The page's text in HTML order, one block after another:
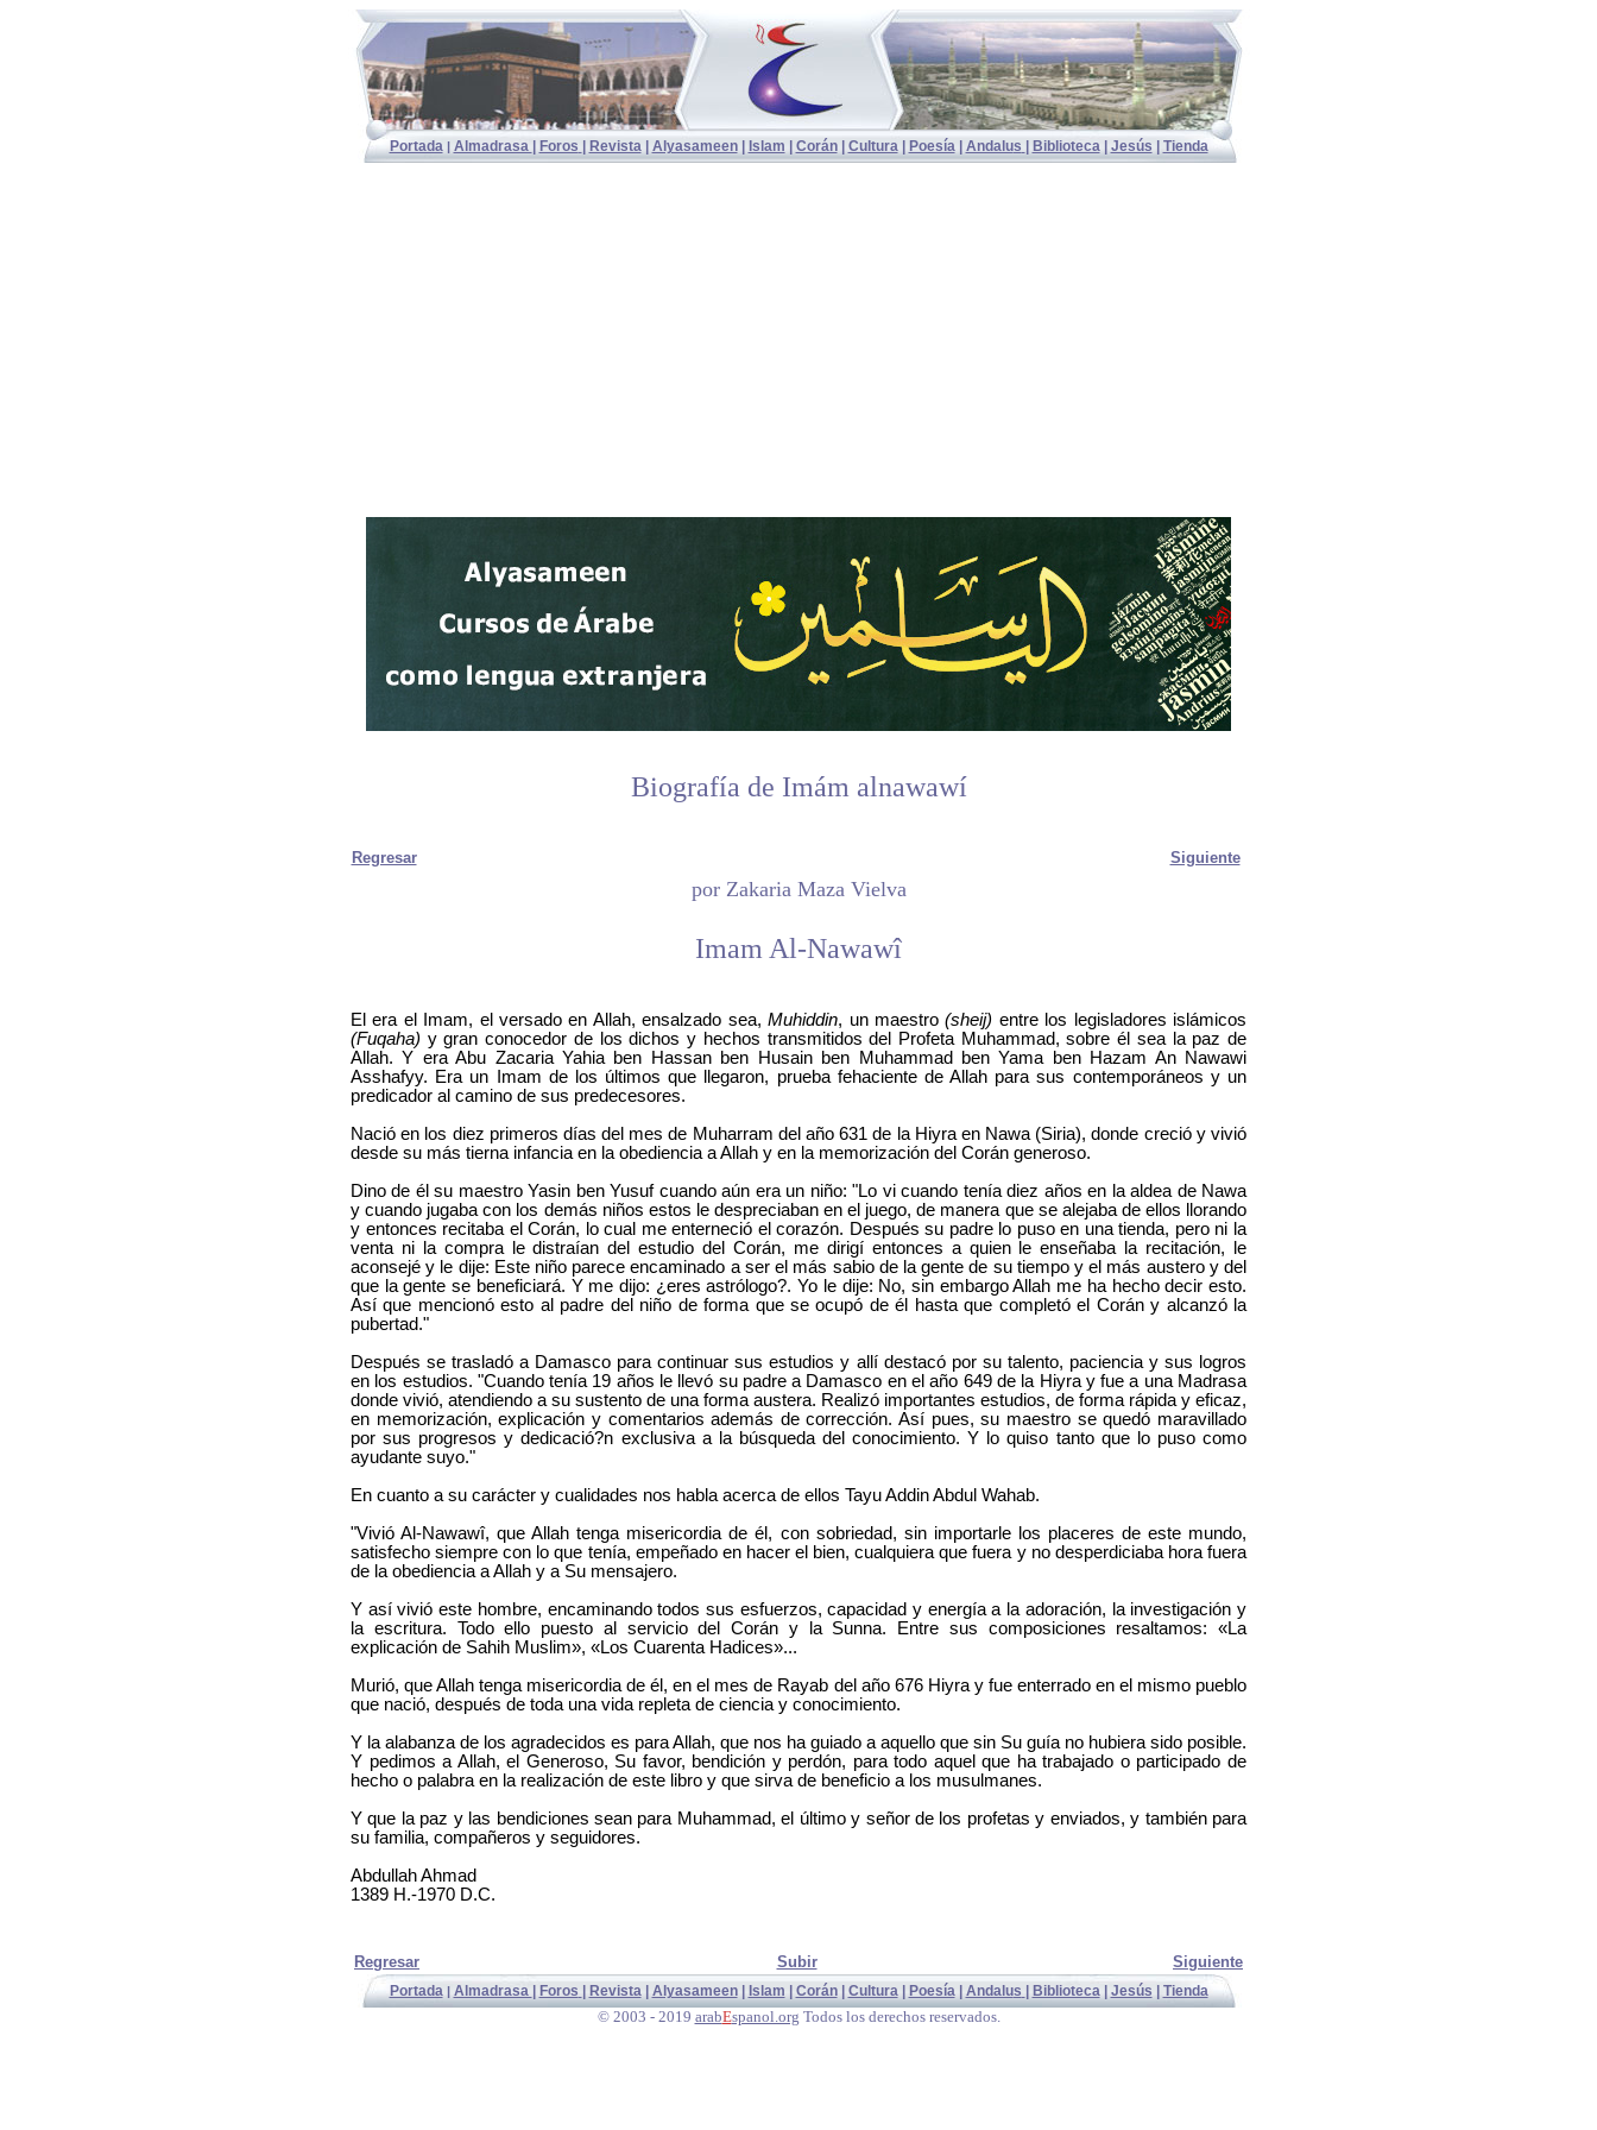
Portada | Almadrasa Foros Revista Alyasameen| Islam Corán| Cultura| Poesía| Andalus Biblioteca| Jesús Tienda
Biografía de Imám alnawawí
Regresar Siguiente
por Zakaria Maza Vielva
Imam Al-Nawawî
El era el Imam, el versado en Allah, ensalzado sea,Muhiddin, un maestro(sheij) entre los legisladores islámicos
(Fuqaha) y gran conocedor de los dichos y hechos transmitidos del Profeta Muhammad, sobre él sea la paz de
Allah. Y era Abu Zacaria Yahia ben Hassan ben Husain ben Muhammad ben Yama ben Hazam An Nawawi
Asshafyy. Era un Imam de los últimos que llegaron, prueba fehaciente de Allah para sus contemporáneos y un
predicador al camino de sus predecesores.
Nació en los diez primeros días del mes de Muharram del año 631 de la Hiyra en Nawa (Siria), donde creció y vivió
desde su más tierna infancia en la obediencia a Allah y en la memorización del Corán generoso.
Dino de él su maestro Yasin ben Yusuf cuando aún era un niño: "Lo vi cuando tenía diez años en la aldea de Nawa
y cuando jugaba con los demás niños estos le despreciaban en el juego, de manera que se alejaba de ellos llorando
y entonces recitaba el Corán, lo cual me enterneció el corazón. Después su padre lo puso en una tienda, pero ni la
venta ni la compra le distraían del estudio del Corán, me dirigí entonces a quien le enseñaba la recitación, le
aconsejé y le dije: Este niño parece encaminado a ser el más sabio de la gente de su tiempo y el más austero y del
que la gente se beneficiará. Y me dijo: ¿eres astrólogo?. Yo le dije: No, sin embargo Allah me ha hecho decir esto.
Así que mencionó esto al padre del niño de forma que se ocupó de él hasta que completó el Corán y alcanzó la
pubertad."
Después se trasladó a Damasco para continuar sus estudios y allí destacó por su talento, paciencia y sus logros
en los estudios. "Cuando tenía 19 años le llevó su padre a Damasco en el año 649 de la Hiyra y fue a una Madrasa
donde vivió, atendiendo a su sustento de una forma austera. Realizó importantes estudios, de forma rápida y eficaz,
en memorización, explicación y comentarios además de corrección. Así pues, su maestro se quedó maravillado
por sus progresos y dedicació?n exclusiva a la búsqueda del conocimiento. Y lo quiso tanto que lo puso como
ayudante suyo."
En cuanto a su carácter y cualidades nos habla acerca de ellos Tayu Addin Abdul Wahab.
"Vivió Al-Nawawî, que Allah tenga misericordia de él, con sobriedad, sin importarle los placeres de este mundo,
satisfecho siempre con lo que tenía, empeñado en hacer el bien, cualquiera que fuera y no desperdiciaba hora fuera
de la obediencia a Allah y a Su mensajero.
Y así vivió este hombre, encaminando todos sus esfuerzos, capacidad y energía a la adoración, la investigación y
la escritura. Todo ello puesto al servicio del Corán y la Sunna. Entre sus composiciones resaltamos: «La
explicación de Sahih Muslim», «Los Cuarenta Hadices»...
Murió, que Allah tenga misericordia de él, en el mes de Rayab del año 676 Hiyra y fue enterrado en el mismo pueblo
que nació, después de toda una vida repleta de ciencia y conocimiento.
Y la alabanza de los agradecidos es para Allah, que nos ha guiado a aquello que sin Su guía no hubiera sido posible.
Y pedimos a Allah, el Generoso, Su favor, bendición y perdón, para todo aquel que ha trabajado o participado de
hecho o palabra en la realización de este libro y que sirva de beneficio a los musulmanes.
Y que la paz y las bendiciones sean para Muhammad, el último y señor de los profetas y enviados, y también para
su familia, compañeros y seguidores.
Abdullah Ahmad
1389 H.-1970 D.C.
Regresar Subir Siguiente
Portada | Almadrasa Foros Revista Alyasameen| Islam Corán| Cultura| Poesía| Andalus Biblioteca| Jesús Tienda
© 2003 - 2019 arabEspanol.org Todos los derechos reservados.